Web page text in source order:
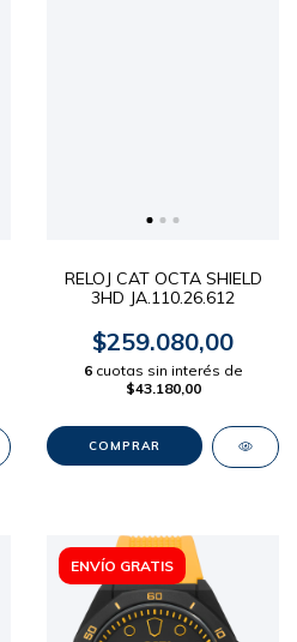
RELOJ CAT OCTA SHIELD
3HD JA.110.26.612
$259.080,00
6 cuotas sin interés de
$43.180,00
ENVÍO GRATIS